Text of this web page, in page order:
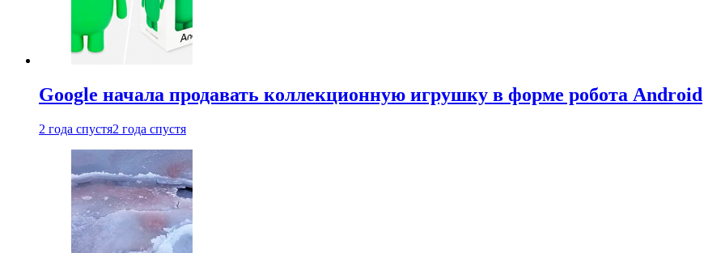
Google начала продавать коллекционную игрушку в форме робота Android
2 года спустя2 года спустя